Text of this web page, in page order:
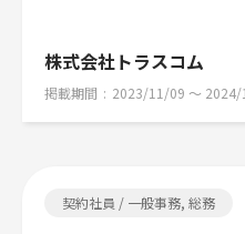
株式会社トラスコム
掲載期間 2023/11/09 〜
契約社員 / 一般事務, 総務